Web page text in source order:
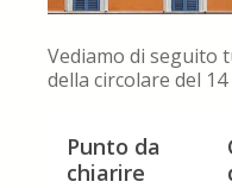
Vediamo di
della circolare del
Punto da
chiarire